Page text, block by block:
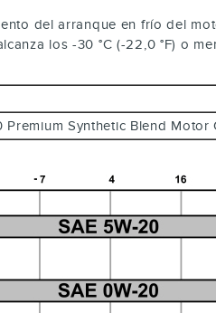
del arranque en frío del
los -30 °C (-22,0 °F) o
Premium Synthetic Blend